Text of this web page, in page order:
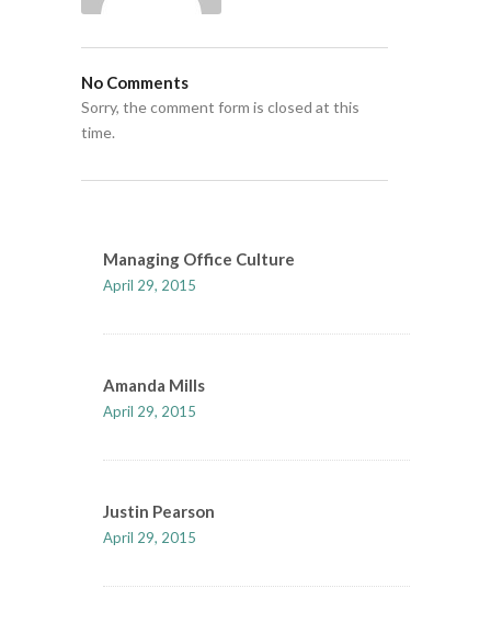
No Comments
Sorry, the comment form is closed at this
time.
Managing Office Culture
April 29, 2015
Amanda Mills
April 29, 2015
Justin Pearson
April 29, 2015